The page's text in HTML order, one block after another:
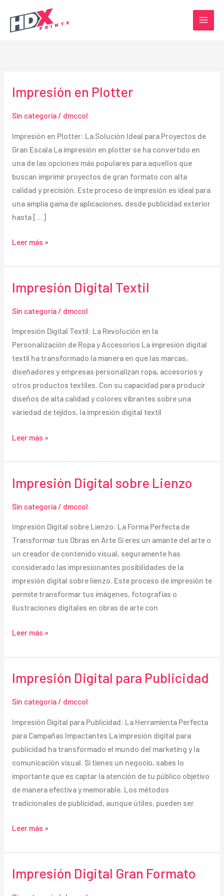
contenido
Impresión en Plotter
Sin categoría/ dmccol
Impresión en Plotter: La Solución Ideal para Proyectos de
Gran Escala La impresión en plotter se ha convertido en
una de las opciones más populares para aquellos que
buscan imprimir proyectos de gran formato con alta
calidad y precisión. Este proceso de impresión es ideal para
una amplia gama de aplicaciones, desde publicidad exterior
hasta […]
Impresión
Plotter
Leer más »
Impresión Digital Textil
Sin categoría/ dmccol
Impresión Digital Textil: La Revolución en la
Personalización de Ropa y Accesorios La impresión digital
textil ha transformado la manera en que las marcas,
diseñadores y empresas personalizan ropa, accesorios y
otros productos textiles. Con su capacidad para producir
diseños de alta calidad y colores vibrantes sobre una
variedad de tejidos, la impresión digital textil
Impresión
Textil
Leer más »
Impresión Digital sobre Lienzo
Sin categoría/ dmccol
Impresión Digital sobre Lienzo: La Forma Perfecta de
Transformar tus Obras en Arte Si eres un amante del arte o
un creador de contenido visual, seguramente has
considerado las impresionantes posibilidades de la
impresión digital sobre lienzo. Este proceso de impresión te
permite transformar tus imágenes, fotografías o
ilustraciones digitales en obras de arte con
Impresión
sobre
Lienzo
Leer más »
Impresión Digital para Publicidad
Sin categoría/ dmccol
Impresión Digital para Publicidad: La Herramienta Perfecta
para Campañas Impactantes La impresión digital para
publicidad ha transformado el mundo del marketing y la
comunicación visual. Si tienes un negocio, sabes lo
importante que es captar la atención de tu público objetivo
de manera efectiva y memorable. Los métodos
tradicionales de publicidad, aunque útiles, pueden ser
Impresión
para
Publicidad
Leer más »
Impresión Digital Gran Formato